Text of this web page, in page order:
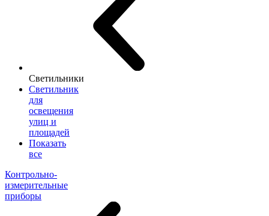
Светильники
Светильник
для
освещения
улиц и
площадей
Показать
все
Контрольно-
измерительные
приборы